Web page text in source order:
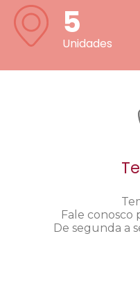
5
Unidades
Fale
De segunda a